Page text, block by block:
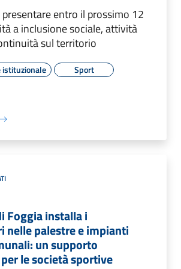
entro il prossimo 12
a inclusione sociale, attività
sul territorio
istituzionale Sport
Foggia installa i
palestre e impianti
un supporto
le società sportive